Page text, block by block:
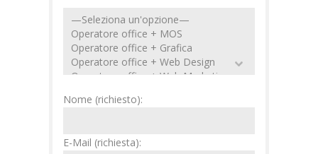
Nome (richiesto):
E-Mail (richiesta):